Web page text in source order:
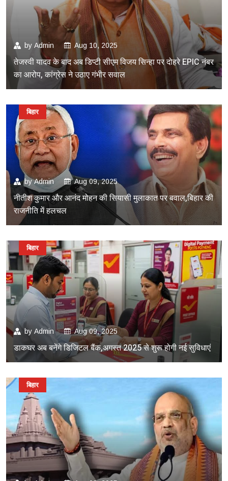
by Admin Aug 10, 2025
तेजस्वी यादव के बाद अब डिप्टी सीएम विजय सिन्हा पर दोहरे EPIC नंबर
का आरोप, कांग्रेस ने उठाए गंभीर सवाल
byAdmin Aug 09, 2025
नीतीश कुमार और आनंद मोहन की सियासी मुलाकात पर बवाल,बिहार की
राजनीति में हलचल
बिहार
by Admin Aug 09, 2025
डाकघर अब बनेंगे डिजिटल बैंक,अगस्त 2025 से शुरू होगी नई सुविधाएं
बिहार
बिहार